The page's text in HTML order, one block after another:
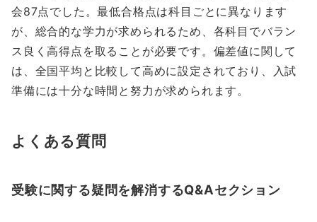
会87点でした。最低合格点は科目ごとに異なります
が、総合的な学力が求められるため、各科目でバラン
ス良く高得点を取ることが必要です。偏差値に関して
は、全国平均と比較して高めに設定されており、入試
準備には十分な時間と努力が求められます。
よくある質問
受験に関する疑問を解消するQ&Aセクション